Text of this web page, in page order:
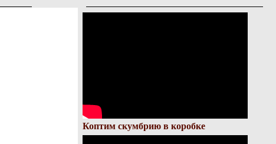
Коптим скумбрию в коробке